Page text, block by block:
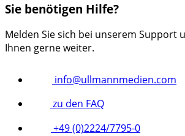
Sie benötigen Hilfe?
Melden Sie sich bei unserem Support
Ihnen gerne weiter.
info@ullmannmedien.com
zu den FAQ
+49 (0)2224/7795-0